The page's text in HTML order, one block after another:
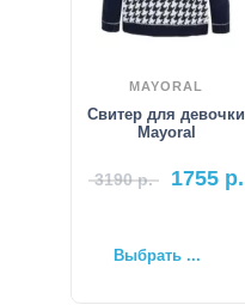
MAYORAL
Свитер для девочки
Mayoral
3190р. 1755 р.
Выбрать ...